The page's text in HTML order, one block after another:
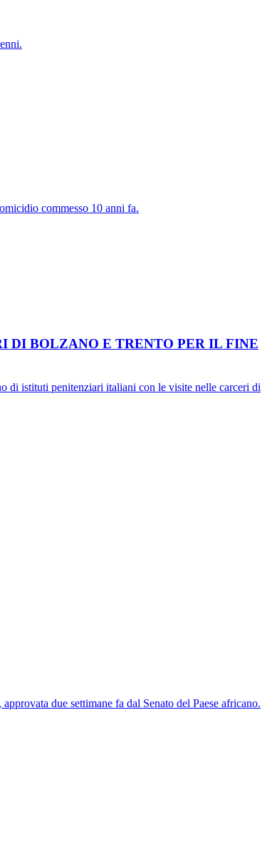
commesso 10 anni fa.
DI BOLZANO E TRENTO PER IL FINE
di istituti penitenziari italiani con le visite nelle carceri di
due settimane fa dal Senato del Paese africano.